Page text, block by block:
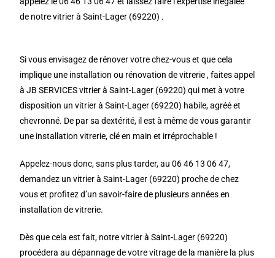
de notre vitrier à Saint-Lager (69220) .
Si vous envisagez de rénover votre chez-vous et que cela
implique une installation ou rénovation de vitrerie , faites appel
à JB SERVICES vitrier à Saint-Lager (69220) qui met à votre
disposition un vitrier à Saint-Lager (69220) habile, agréé et
chevronné. De par sa dextérité, il est à même de vous garantir
une installation vitrerie, clé en main et irréprochable !
Appelez-nous donc, sans plus tarder, au 06 46 13 06 47,
demandez un vitrier à Saint-Lager (69220) proche de chez
vous et profitez d’un savoir-faire de plusieurs années en
installation de vitrerie.
Dès que cela est fait, notre vitrier à Saint-Lager (69220)
procédera au dépannage de votre vitrage de la manière la plus